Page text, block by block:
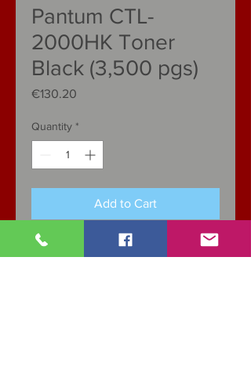
Pantum CTL-
2000HK Toner
Black (3,500 pgs)
€130.20
Quantity *
Add to Cart
Specifications